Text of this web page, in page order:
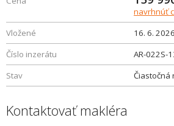
navrhnúť
Vložené
16. 6. 2026
Číslo inzerátu
AR-022S-
Stav
Čiastočná
Kontaktovať makléra